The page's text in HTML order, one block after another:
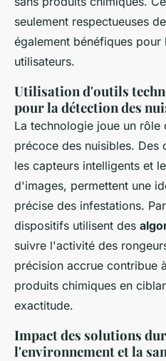
seulement respectueuses
également bénéfiques pour
utilisateurs.
Utilisation d'outils
pour la détection des
La technologie joue un
précoce des nuisibles. Des
les capteurs intelligents et
d'images, permettent une
précise des infestations.
dispositifs utilisent des
suivre l'activité des
précision accrue contribue
produits chimiques en
exactitude.
Impact des solutions
l'environnement et la